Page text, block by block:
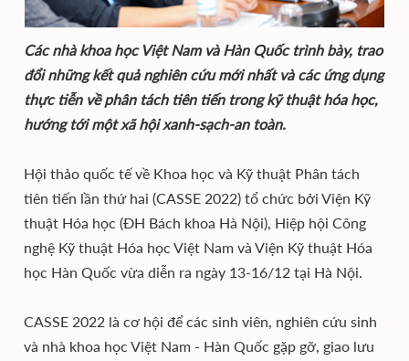
Các nhà khoa học Việt Nam và Hàn Quốc trình bày, trao
đổi những kết quả nghiên cứu mới nhất và các ứng dụng
thực tiễn về phân tách tiên tiến trong kỹ thuật hóa học,
hướng tới một xã hội xanh-sạch-an toàn.
Hội thảo quốc tế về Khoa học và Kỹ thuật Phân tách
tiên tiến lần thứ hai (CASSE 2022) tổ chức bởi Viện Kỹ
thuật Hóa học (ĐH Bách khoa Hà Nội), Hiệp hội Công
nghệ Kỹ thuật Hóa học Việt Nam và Viện Kỹ thuật Hóa
học Hàn Quốc vừa diễn ra ngày 13-16/12 tại Hà Nội.
CASSE 2022 là cơ hội để các sinh viên, nghiên cứu sinh
và nhà khoa học Việt Nam - Hàn Quốc gặp gỡ, giao lưu